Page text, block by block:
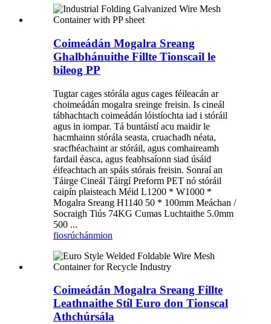
Coimeádán Mogalra Sreang
Ghalbhánuithe Fillte Tionscail le
bileog PP
Tugtar cages stórála agus cages féileacán ar
choimeádán mogalra sreinge freisin. Is cineál
tábhachtach coimeádán lóistíochta iad i stóráil
agus in iompar. Tá buntáistí acu maidir le
hacmhainn stórála seasta, cruachadh néata,
sracfhéachaint ar stóráil, agus comhaireamh
fardail éasca, agus feabhsaíonn siad úsáid
éifeachtach an spáis stórais freisin. Sonraí an
Táirge Cineál Táirgí Preform PET nó stóráil
caipín plaisteach Méid L1200 * W1000 *
Mogalra Sreang H1140 50 * 100mm Meáchan /
Socraigh Tiús 74KG Cumas Luchtaithe 5.0mm
500 ...
fiosrúchánmion
Coimeádán Mogalra Sreang Fillte
Leathnaithe Stíl Euro don Tionscal
Athchúrsála